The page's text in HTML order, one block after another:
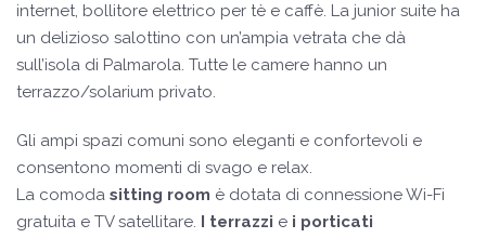
internet, bollitore elettrico per tè e caffè. La junior suite ha
un delizioso salottino con un’ampia vetrata che dà
sull’isola di Palmarola. Tutte le camere hanno un
terrazzo/solarium privato.
Gli ampi spazi comuni sono eleganti e confortevoli e
consentono momenti di svago e relax.
La comoda sitting room è dotata di connessione Wi-Fi
gratuita e TV satellitare. I terrazzi e i porticati